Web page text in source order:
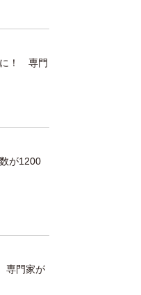
に！ 専門
が1200
専門家が